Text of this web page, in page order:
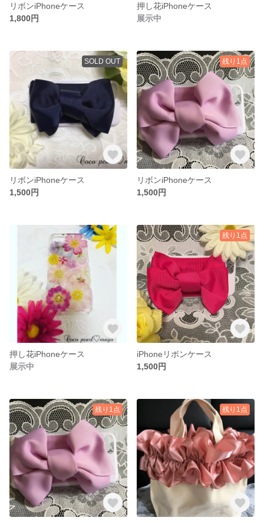
リボンiPhoneケース
1,800円
押し花iPhoneケース
展示中
SOLD OUT
リボンiPhoneケース
1,500円
残り1点
リボンiPhoneケース
1,500円
押し花iPhoneケース
展示中
残り1点
iPhoneリボンケース
1,500円
残り1点 残り1点